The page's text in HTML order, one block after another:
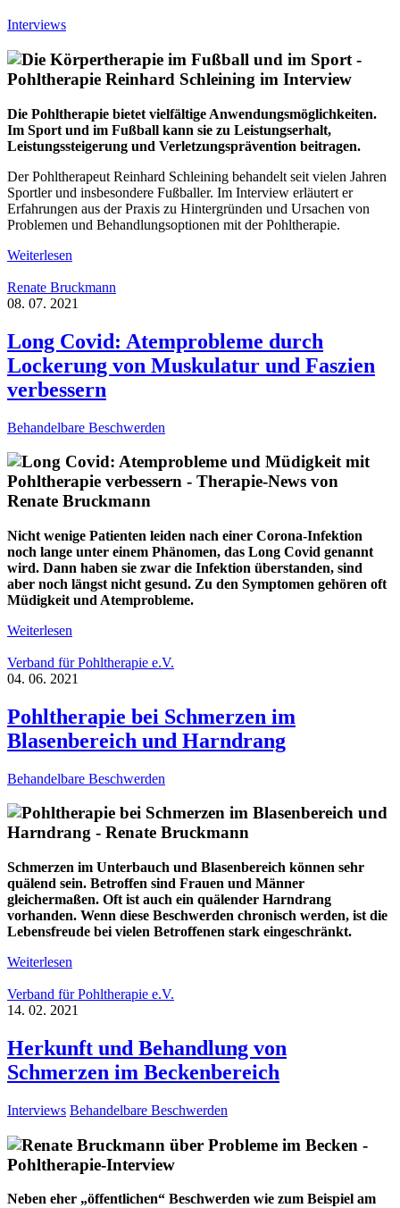
Interviews
Die Pohltherapie bietet vielfältige Anwendungsmöglichkeiten.
Im Sport und im Fußball kann sie zu Leistungserhalt,
Leistungssteigerung und Verletzungsprävention beitragen.
Der Pohltherapeut Reinhard Schleining behandelt seit vielen Jahren
Sportler und insbesondere Fußballer. Im Interview erläutert er
Erfahrungen aus der Praxis zu Hintergründen und Ursachen von
Problemen und Behandlungsoptionen mit der Pohltherapie.
Weiterlesen
Renate Bruckmann
08. 07. 2021
Long Covid: Atemprobleme durch
Lockerung von Muskulatur und Faszien
verbessern
Behandelbare Beschwerden
Nicht wenige Patienten leiden nach einer Corona-Infektion
noch lange unter einem Phänomen, das Long Covid genannt
wird. Dann haben sie zwar die Infektion überstanden, sind
aber noch längst nicht gesund. Zu den Symptomen gehören oft
Müdigkeit und Atemprobleme.
Weiterlesen
Verband für Pohltherapie e.V.
04. 06. 2021
Pohltherapie bei Schmerzen im
Blasenbereich und Harndrang
Behandelbare Beschwerden
Schmerzen im Unterbauch und Blasenbereich können sehr
quälend sein. Betroffen sind Frauen und Männer
gleichermaßen. Oft ist auch ein quälender Harndrang
vorhanden. Wenn diese Beschwerden chronisch werden, ist die
Lebensfreude bei vielen Betroffenen stark eingeschränkt.
Weiterlesen
Verband für Pohltherapie e.V.
14. 02. 2021
Herkunft und Behandlung von
Schmerzen im Beckenbereich
Interviews Behandelbare Beschwerden
Neben eher „öffentlichen“ Beschwerden wie zum Beispiel am